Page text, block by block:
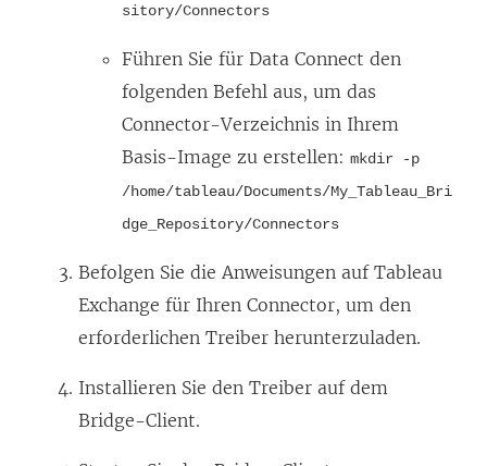
ö
f
n
e
e
u
e
m
F
e
s
t
e
r
sitory/Connectors
Führen Sie für Data Connect den
folgenden Befehl aus, um das
Connector-Verzeichnis in Ihrem
Basis-Image zu erstellen: mkdir -p
/home/tableau/Documents/My_Tableau_Bri
dge_Repository/Connectors
Befolgen Sie die Anweisungen auf Tableau
Exchange für Ihren Connector, um den
erforderlichen Treiber herunterzuladen.
Installieren Sie den Treiber auf dem
Bridge-Client.